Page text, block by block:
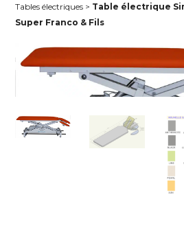
Tables électriques > Table électrique
Super Franco & Fils